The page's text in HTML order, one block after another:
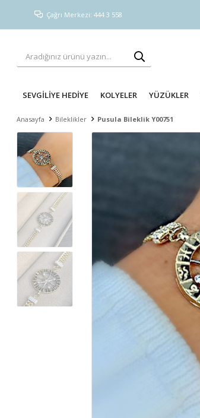
Çağrı Merkezi: 444 3 558
SEVGİLİYE HEDİYE KOLYELER YÜZÜKLER
Anasayfa Bileklikler Pusula Bileklik Y00751